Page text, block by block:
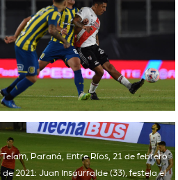
Telam, Paraná, Entre Ríos, 21 de febrero
de 2021: Juan Insaurralde (33), festeja el